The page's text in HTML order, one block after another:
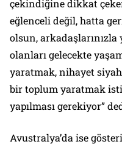
çekindiğine dikkat
eğlenceli değil, hatta
olsun,
olanları gelecekte
yaratmak, nihayet
bir toplum yaratmak
yapılması gerekiyor”
Avustralya’da ise